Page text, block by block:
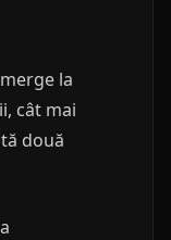
la
cât mai
două